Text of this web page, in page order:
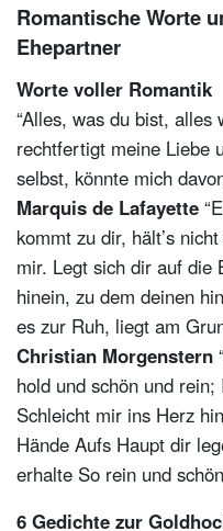
Romantische Worte
Ehepartner
Worte voller Romantik
“Alles, was du bist,
rechtfertigt meine Liebe
selbst, könnte mich
Marquis de Lafayette
kommt zu dir, hält’s
mir. Legt sich dir auf die
hinein, zu dem deinen
es zur Ruh, liegt am
Christian Morgenstern
hold und schön und
Schleicht mir ins Herz
Hände Aufs Haupt dir
erhalte So rein und
6 Gedichte zur